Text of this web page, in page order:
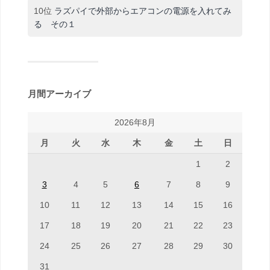
10位 ラズパイで外部からエアコンの電源を入れてみ
る その１
月間アーカイブ
2026年8月
月 火 水 木 金 土 日
1 2
3 4 5 6 7 8 9
10 11 12 13 14 15 16
17 18 19 20 21 22 23
24 25 26 27 28 29 30
31